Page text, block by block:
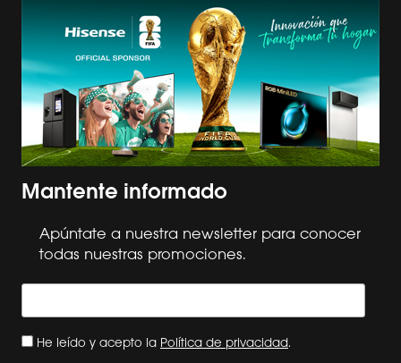
Mantente informado
Apúntate a nuestra newsletter para conocer
todas nuestras promociones.
He leído y acepto la Política de privacidad.